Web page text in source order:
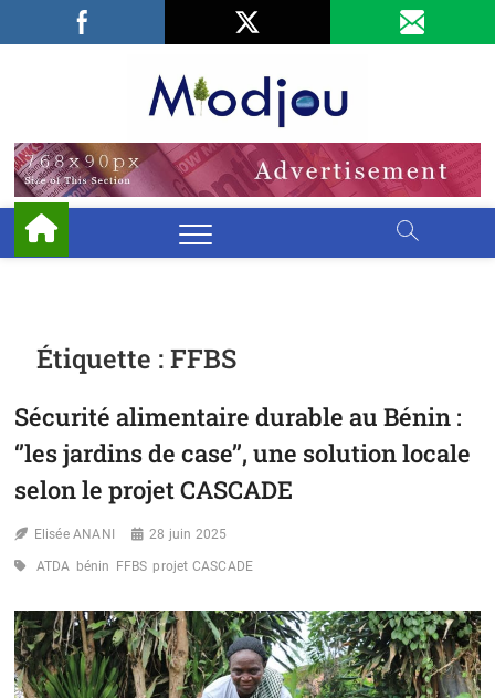
Facebook
LinkedIn
Étiquette :FFBS
Sécurité alimentaire durable au Bénin :
‘’les jardins de case’’, une solution locale
selon le projet CASCADE
Elisée ANANI 28 juin 2025
ATDA bénin FFBS projet CASCADE